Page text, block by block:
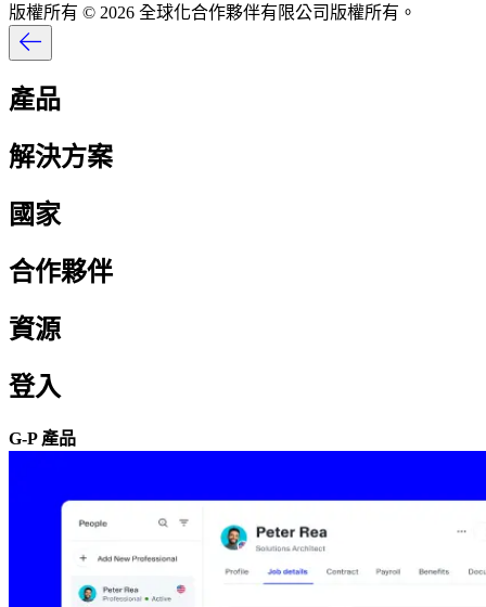
版權所有 © 2026 全球化合作夥伴有限公司版權所有。​​
產品​​
解決方案​​
國家​​
合作夥伴​​
資源​​
登入​​
G-P 產品​​